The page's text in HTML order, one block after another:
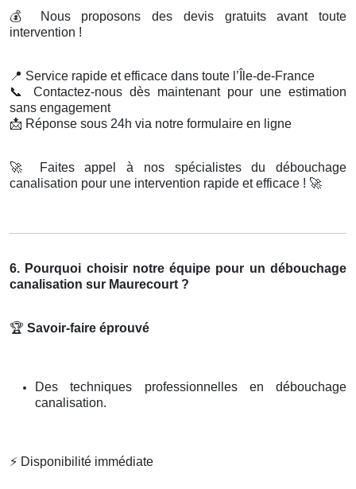
💰
Nous proposons des devis gratuits avant toute
intervention !
📍 Service rapide et efficace dans toute l’Île-de-France
📞
Contactez-nous dès maintenant pour une estimation
sans engagement
📩 Réponse sous 24h via notre formulaire en ligne
🚀
Faites appel à nos spécialistes du débouchage
canalisation pour une intervention rapide et efficace ! 🚀
6. Pourquoi choisir notre équipe pour un débouchage
canalisation sur Maurecourt ?
🏆 Savoir-faire éprouvé
Des techniques professionnelles en débouchage
canalisation.
⚡ Disponibilité immédiate